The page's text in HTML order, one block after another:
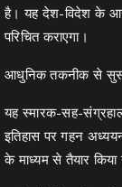
है। यह देश-विदेश के
परिचित कराएगा।
आधुनिक तकनीक से
यह स्मारक-सह-
इतिहास पर गहन
के माध्यम से तैयार किया